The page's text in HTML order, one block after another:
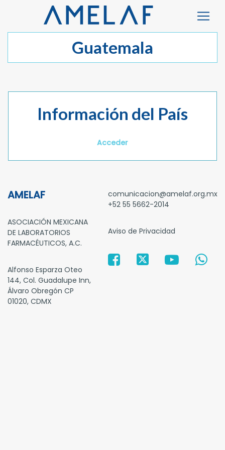
Guatemala
Información del País
Acceder
AMELAF
ASOCIACIÓN MEXICANA
DE LABORATORIOS
FARMACÉUTICOS, A.C.
Alfonso Esparza Oteo
144, Col. Guadalupe Inn,
Álvaro Obregón CP
01020, CDMX
comunicacion@amelaf.org.mx
+52 55 5662-2014
Aviso de Privacidad